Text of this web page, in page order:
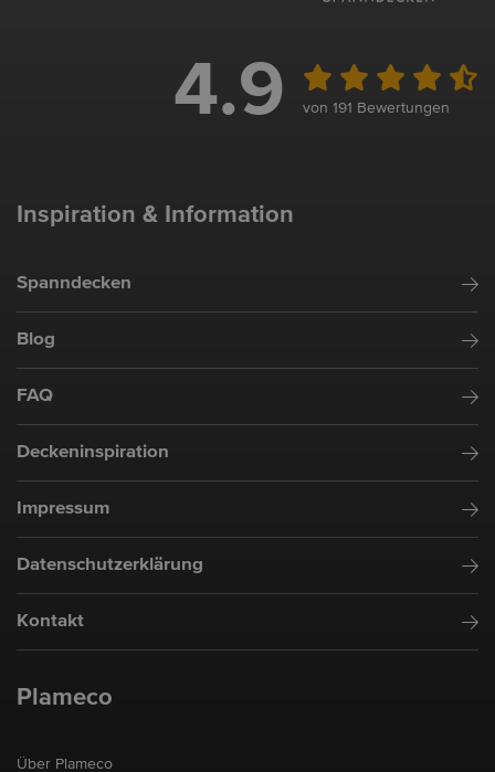
4.9 von 191 Bewertungen
Inspiration & Information
Spanndecken
Blog
FAQ
Deckeninspiration
Impressum
Datenschutzerklärung
Kontakt
Plameco
Über Plameco